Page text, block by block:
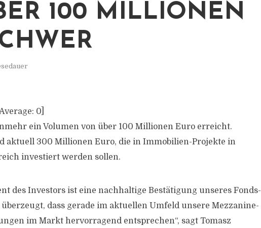
100 MILLIONEN
0
ein Volumen von über 100 Millionen Euro erreicht.
aktuell 300 Millionen Euro, die in Immobilien-Projekte in
investiert werden sollen.
des Investors ist eine nachhaltige Bestätigung unseres Fonds-
dass gerade im aktuellen Umfeld unsere Mezzanine-
im Markt hervorragend entsprechen“, sagt Tomasz